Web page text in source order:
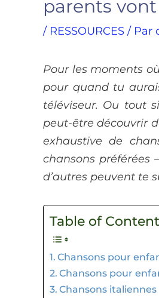
parents
/ RESSOURCES / Par
Pour les moments
pour quand tu
téléviseur. Ou tout
peut-être découvrir
exhaustive de
chansons préférées
d’autres peuvent te
Table of
Chansons pour
Chansons pour
Chansons italiennes